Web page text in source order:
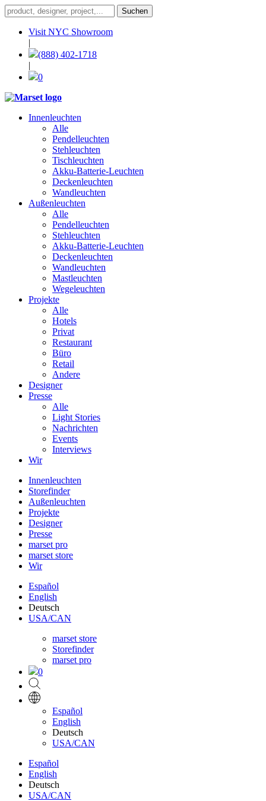
Visit NYC Showroom
|
(888) 402-1718
|
0
Innenleuchten
Alle
Pendelleuchten
Stehleuchten
Tischleuchten
Akku-Batterie-Leuchten
Deckenleuchten
Wandleuchten
Außenleuchten
Alle
Pendelleuchten
Stehleuchten
Akku-Batterie-Leuchten
Deckenleuchten
Wandleuchten
Mastleuchten
Wegeleuchten
Projekte
Alle
Hotels
Privat
Restaurant
Büro
Retail
Andere
Designer
Presse
Alle
Light Stories
Nachrichten
Events
Interviews
Wir
Innenleuchten
Storefinder
Außenleuchten
Projekte
Designer
Presse
marset pro
marset store
Wir
Español
English
Deutsch
USA/CAN
marset store
Storefinder
marset pro
0
Español
English
Deutsch
USA/CAN
Español
English
Deutsch
USA/CAN